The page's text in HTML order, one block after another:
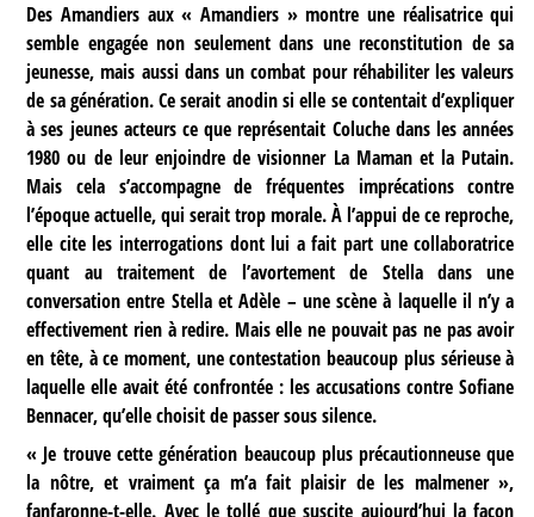
Des Amandiers aux « Amandiers » montre une réalisatrice qui
semble engagée non seulement dans une reconstitution de sa
jeunesse, mais aussi dans un combat pour réhabiliter les valeurs
de sa génération. Ce serait anodin si elle se contentait d’expliquer
à ses jeunes acteurs ce que représentait Coluche dans les années
1980 ou de leur enjoindre de visionner La Maman et la Putain.
Mais cela s’accompagne de fréquentes imprécations contre
l’époque actuelle, qui serait trop morale. À l’appui de ce reproche,
elle cite les interrogations dont lui a fait part une collaboratrice
quant au traitement de l’avortement de Stella dans une
conversation entre Stella et Adèle – une scène à laquelle il n’y a
effectivement rien à redire. Mais elle ne pouvait pas ne pas avoir
en tête, à ce moment, une contestation beaucoup plus sérieuse à
laquelle elle avait été confrontée : les accusations contre Sofiane
Bennacer, qu’elle choisit de passer sous silence.
« Je trouve cette génération beaucoup plus précautionneuse que
la nôtre, et vraiment ça m’a fait plaisir de les malmener »,
fanfaronne-t-elle. Avec le tollé que suscite aujourd’hui la façon